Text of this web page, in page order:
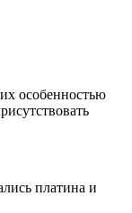
особенностью
платина и